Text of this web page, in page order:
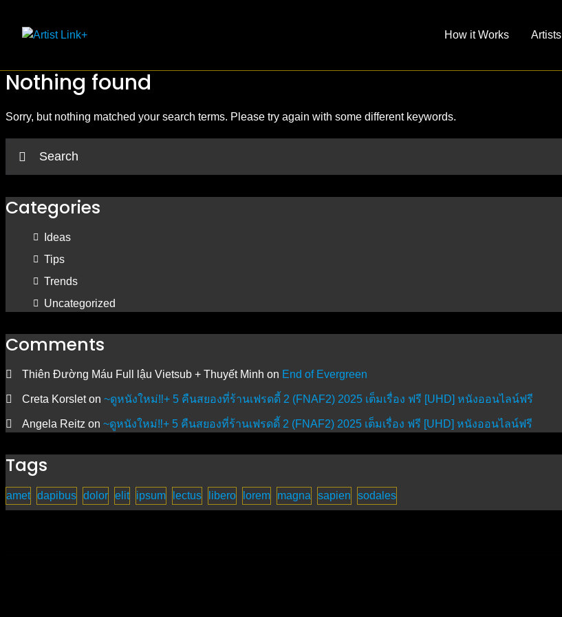
How it Works Artists
Nothing found
Sorry, but nothing matched your search terms. Please try again with some different keywords.
Categories
Ideas
Tips
Trends
Uncategorized
Comments
Thiên Đường Máu Full lậu Vietsub + Thuyết Minh on End of Evergreen
Creta Korsleton ~ดูหนังใหม่‼️+ 5 คืนสยองที่ร้านเฟรดดี้ 2 (FNAF2) 2025 เต็มเรื่อง ฟรี [UHD] หนังออนไลน์ฟรี
Angela Reitz on ~ดูหนังใหม่‼️+ 5 คืนสยองที่ร้านเฟรดดี้ 2 (FNAF2) 2025 เต็มเรื่อง ฟรี [UHD] หนังออนไลน์ฟรี
Tags
amet dapibus dolor elit ipsum lectus libero lorem magna sapien sodales